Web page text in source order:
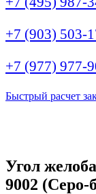
+7 (903) 503-
+7 (977) 977-
Быстрый расчет
Угол
9002 (Серо-